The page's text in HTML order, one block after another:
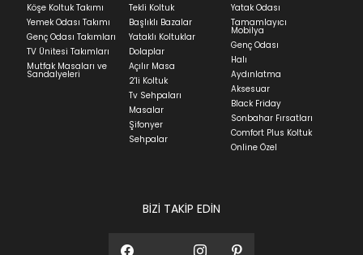
Yatak siparişlerinizin teslim süresi yaşadığınız şehre
ve ürünün stok durumuna göre ortalama 5-24 iş
günüdür.
Panel ve Döşeme grubu ürün siparişlerinizin teslim
süresi yaşadığınız şehre ve ürünün stok durumuna
göre ortalama 30-45 iş günüdür.
Siparişlerim bölümünden sürecinizi takip edebilirsiniz.
Sıkça Sorulan Sorularbölümünü ziyaret
Köşe Koltuk Takımı
Yemek Odası Takımı
Genç Odası Takımları
TV Ünitesi Takımları
Mutfak Masaları ve
Sandalyeleri
Tekli Koltuk
Başlıklı Bazalar
Yataklı Koltuklar
Dolaplar
Açılır Masa
2'li Koltuk
Tv Sehpaları
Masalar
Şifonyer
Sehpalar
Yatak Odası
Tamamlayıcı
Mobilya
Genç Odası
Halı
Aydınlatma
Aksesuar
Black Friday
Sonbahar Fırsatları
Comfort Plus Koltuk
Online Özel
BİZİ TAKİP EDİN